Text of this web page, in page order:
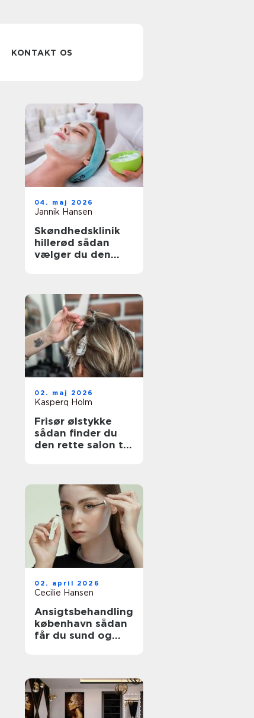
KONTAKT OS
04. maj 2026
Jannik Hansen
Skøndhedsklinik
hillerød sådan
vælger du den
02. maj 2026
Kasperq Holm
Frisør ølstykke
sådan finder du
den rette salon til
02. april 2026
Cecilie Hansen
Ansigtsbehandling
københavn sådan
får du sund og